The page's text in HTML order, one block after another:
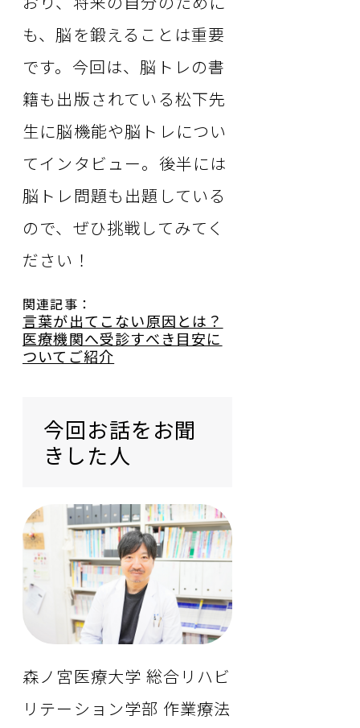
も、脳を鍛えることは重要
です。今回は、脳トレの書
籍も出版されている松下先
生に脳機能や脳トレについ
てインタビュー。後半には
脳トレ問題も出題している
ので、ぜひ挑戦してみてく
ださい！
関連記事：
言葉が出てこない原因とは？
医療機関へ受診すべき目安に
ついてご紹介
今回お話をお聞
きした人
森ノ宮医療大学 総合リハビ
リテーション学部 作業療法